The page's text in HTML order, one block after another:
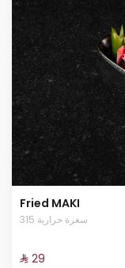
Fried MAKI
315 سعرة حرارية
⁨⁦‪‬ 29⁩